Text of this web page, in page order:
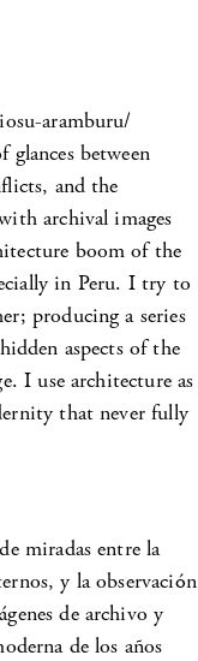
aramburu/
glances between
and the
archival images
boom of the
in Peru. I try to
producing a series
aspects of the
I use architecture as
that never fully
miradas entre la
y la observación
de archivo y
de los años